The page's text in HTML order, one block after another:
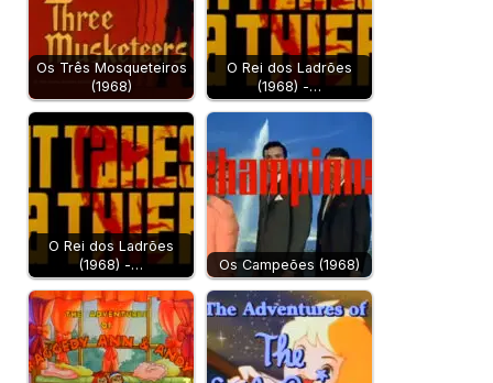
Os Três Mosqueteiros
(1968)
O Rei dos Ladrões
(1968) -…
O Rei dos Ladrões
(1968) -…
Os Campeões (1968)